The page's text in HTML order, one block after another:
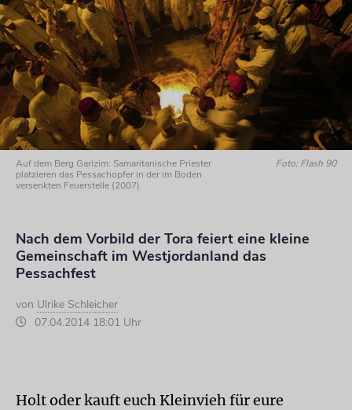
Auf dem Berg Garizim: Samaritanische Priester
platzieren das Pessachopfer in der im Boden
versenkten Feuerstelle (2007).
Foto: Flash 90
Nach dem Vorbild der Tora feiert eine kleine
Gemeinschaft im Westjordanland das
Pessachfest
von Ulrike Schleicher
07.04.2014 18:01 Uhr
Holt oder kauft euch Kleinvieh für eure